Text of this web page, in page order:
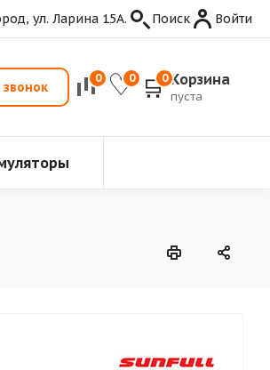
ул. Ларина 15А. Поиск Войти
0 0 0 Корзина
пуста